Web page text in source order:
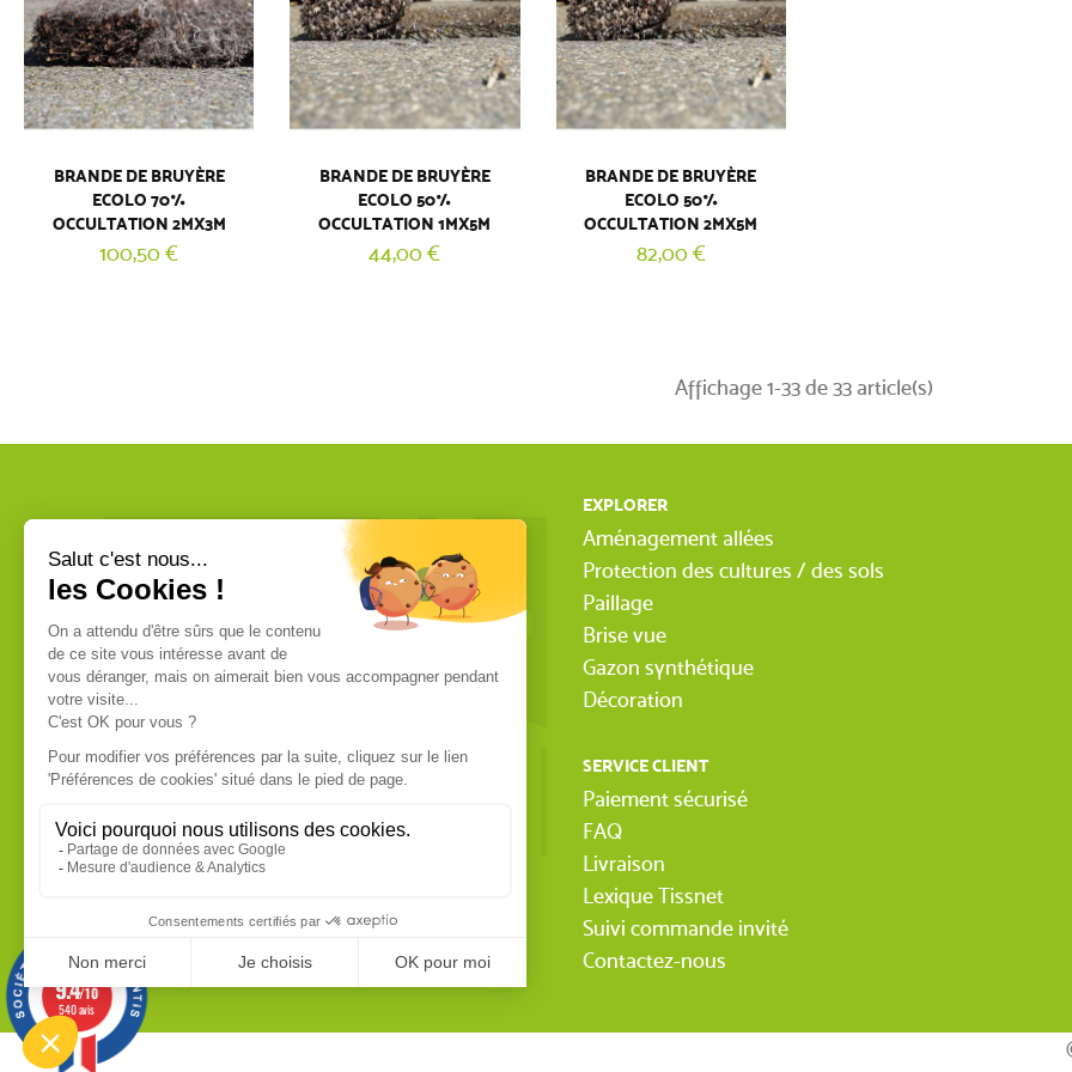
(1 AVIS)
BRANDE DE BRUYÈRE
ECOLO 70%
OCCULTATION 2MX3M
100,50 €
BRANDE DE BRUYÈRE
ECOLO 50%
OCCULTATION 1MX5M
44,00 €
BRANDE DE BRUYÈRE
ECOLO 50%
OCCULTATION 2MX5M
82,00 €
Affichage 1-33 de 33 article(s)
VOUS ÊTES UN PROFESSIONNEL ?
Nous commercialisons uniquement
des produits de qualité professionnelle.
Ces produits sont fabriqués dans les
usines les plus modernes. Chaque
produit dispose de sa fiche technique
demande.
EXPLORER
Aménagement allées
Protection des cultures / des sols
Paillage
Brise vue
Gazon synthétique
Décoration
SERVICE CLIENT
Paiement sécurisé
FAQ
Livraison
Lexique Tissnet
Suivi commande invité
Contactez-nous
9.4/10
540 avis